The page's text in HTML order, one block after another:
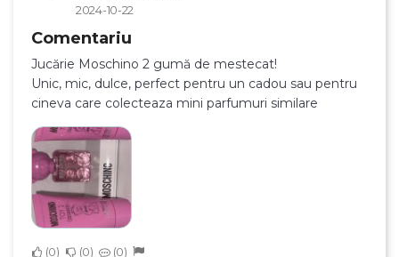
2024-10-22
Comentariu
Jucărie Moschino 2 gumă de mestecat!
Unic, mic, dulce, perfect pentru un cadou sau pentru
cineva care colecteaza mini parfumuri similare
0 0 0